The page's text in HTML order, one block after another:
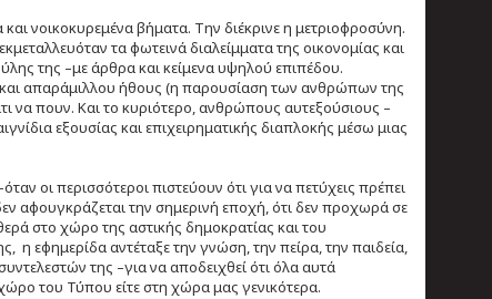
νοικοκυρεμένα βήματα. Την διέκρινε η μετριοφροσύνη.
τα φωτεινά διαλείμματα της οικονομίας και
της –με άρθρα και κείμενα υψηλού επιπέδου.
απαράμιλλου ήθους (η παρουσίαση των ανθρώπων της
να πουν. Και το κυριότερο, ανθρώπους αυτεξούσιους –
εξουσίας και επιχειρηματικής διαπλοκής μέσω μιας
οι περισσότεροι πιστεύουν ότι για να πετύχεις πρέπει
αφουγκράζεται την σημερινή εποχή, ότι δεν προχωρά σε
στο χώρο της αστικής δημοκρατίας και του
η εφημερίδα αντέταξε την γνώση, την πείρα, την παιδεία,
της –για να αποδειχθεί ότι όλα αυτά
του Τύπου είτε στη χώρα μας γενικότερα.